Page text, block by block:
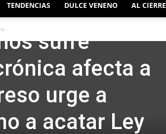
Oaxaca
TENDENCIAS DULCE VENENO AL CIERRE
sufre
afecta a
urge a
a acatar Ley